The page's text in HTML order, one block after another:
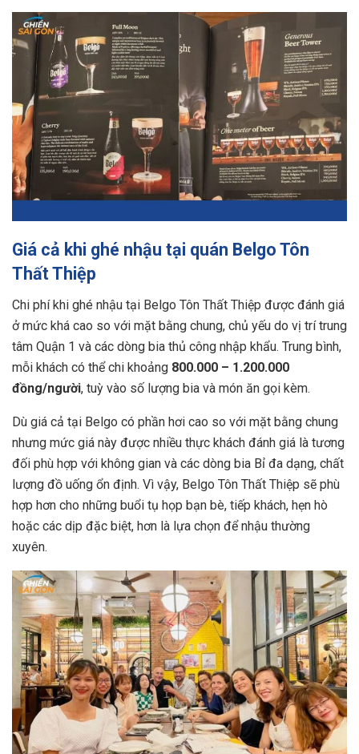
Giá cả khi ghé nhậu tại quán Belgo Tôn
Thất Thiệp
Chi phí khi ghé nhậu tại Belgo Tôn Thất Thiệp được đánh giá
ở mức khá cao so với mặt bằng chung, chủ yếu do vị trí trung
tâm Quận 1 và các dòng bia thủ công nhập khẩu. Trung bình,
mỗi khách có thể chi khoảng 800.000 – 1.200.000
đồng/người, tuỳ vào số lượng bia và món ăn gọi kèm.
Dù giá cả tại Belgo có phần hơi cao so với mặt bằng chung
nhưng mức giá này được nhiều thực khách đánh giá là tương
đối phù hợp với không gian và các dòng bia Bỉ đa dạng, chất
lượng đồ uống ổn định. Vì vậy, Belgo Tôn Thất Thiệp sẽ phù
hợp hơn cho những buổi tụ họp bạn bè, tiếp khách, hẹn hò
hoặc các dịp đặc biệt, hơn là lựa chọn để nhậu thường
xuyên.